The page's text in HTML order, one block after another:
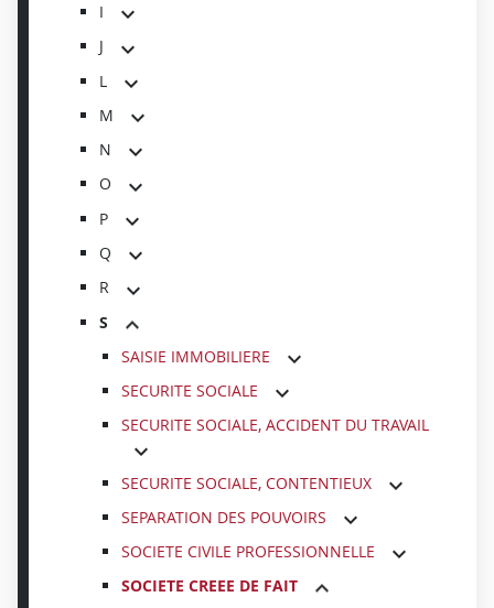
I
J
L
M
N
O
P
Q
R
S
SAISIE IMMOBILIERE
SECURITE SOCIALE
SECURITE SOCIALE, ACCIDENT DU TRAVAIL
SECURITE SOCIALE, CONTENTIEUX
SEPARATION DES POUVOIRS
SOCIETE CIVILE PROFESSIONNELLE
SOCIETE CREEE DE FAIT